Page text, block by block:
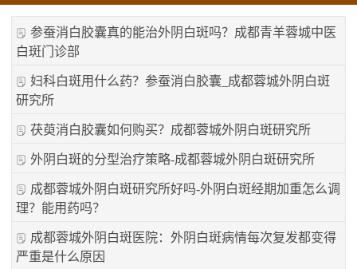
参蚕消白胶囊真的能治外阴白斑吗？成都青羊蓉城中医
白斑门诊部
妇科白斑用什么药？参蚕消白胶囊_成都蓉城外阴白斑
研究所
茯萸消白胶囊如何购买？成都蓉城外阴白斑研究所
外阴白斑的分型治疗策略-成都蓉城外阴白斑研究所
成都蓉城外阴白斑研究所好吗-外阴白斑经期加重怎么调
理？能用药吗？
成都蓉城外阴白斑医院：外阴白斑病情每次复发都变得
严重是什么原因